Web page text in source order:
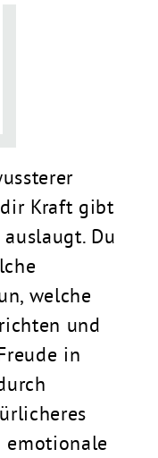
Kraft gibt
Du
welche
und
in
emotionale